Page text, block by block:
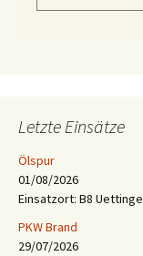
Letzte Einsätze
Ölspur
01/08/2026
Einsatzort: B8
PKW Brand
29/07/2026